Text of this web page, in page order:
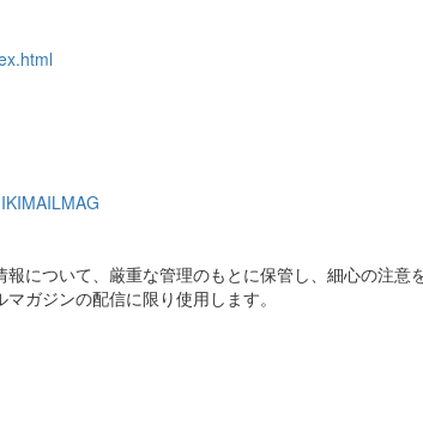
について、厳重な管理のもとに保管し、細心の注意
ガジンの配信に限り使用します。